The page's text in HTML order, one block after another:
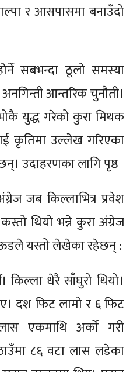
र आसपासमा बनाउँदो
सबभन्दा ठूलो समस्या
आन्तरिक चुनौती।
युद्ध गरेको कुरा मिथक
कृतिमा उल्लेख गरिएका
उदाहरणका लागि पृष्ठ
जब किल्लाभित्र प्रवेश
थियो भन्ने कुरा अंग्रेज
यस्तो लेखेका रहेछन् :
किल्ला धेरै साँघुरो थियो।
दश फिट लामो र ६ फिट
एकमाथि अर्को गरी
८६ वटा लास लडेका